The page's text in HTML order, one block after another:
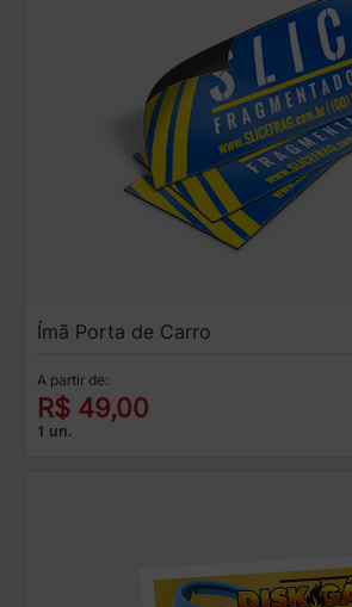
Ímã Porta de Carro
A partir de:
R$ 49,00
1 un.